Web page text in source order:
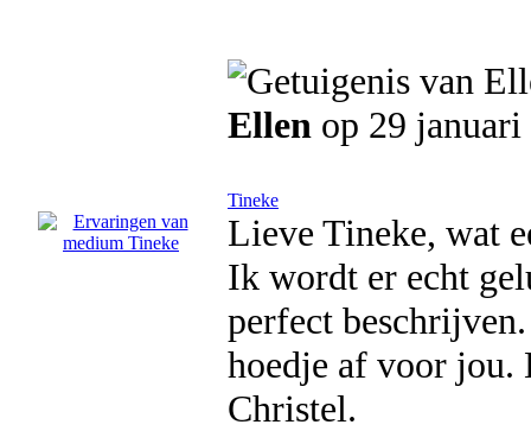
Ellen op 29 januari
Tineke
Lieve Tineke, wat
Ik wordt er echt
perfect
hoedje af voor jou.
Christel.